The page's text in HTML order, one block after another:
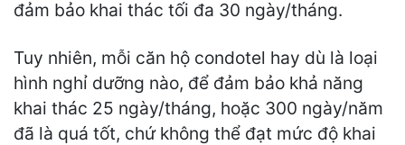
đảm bảo khai thác tối đa 30 ngày/tháng.
Tuy nhiên, mỗi căn hộ condotel hay dù là loại
hình nghỉ dưỡng nào, để đảm bảo khả năng
khai thác 25 ngày/tháng, hoặc 300 ngày/năm
đã là quá tốt, chứ không thể đạt mức độ khai